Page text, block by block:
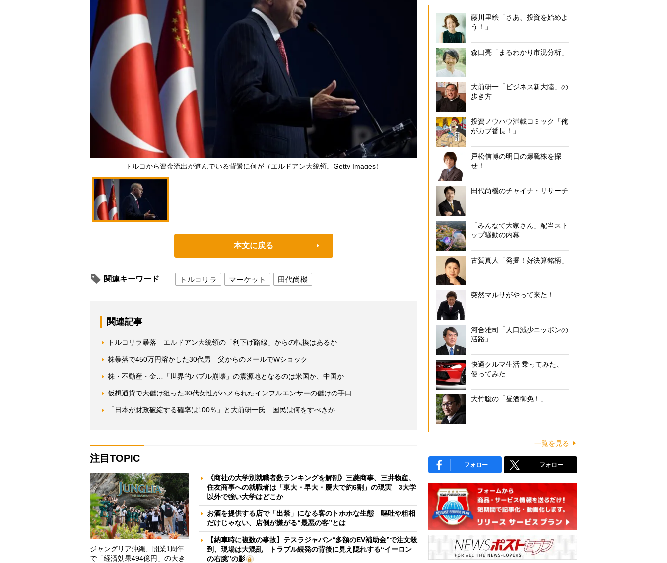
トルコから資金流出が進んでいる背景に何が（エルドアン大統領。Getty Images）
本文に戻る
関連キーワード トルコリラ マーケット 田代尚機
関連記事
トルコリラ暴落 エルドアン大統領の「利下げ路線」からの転換はあるか
株暴落で450万円溶かした30代男 父からのメールでWショック
株・不動産・金…「世界的バブル崩壊」の震源地となるのは米国か、中国か
仮想通貨で大儲け狙った30代女性がハメられたインフルエンサーの儲けの手口
「日本が財政破綻する確率は100％」と大前研一氏 国民は何をすべきか
注目TOPIC
ジャングリア沖縄、開業1周年
で「経済効果494億円」の大き
《商社の大学別就職者数ランキングを解剖》三菱商事、三井物産、
住友商事への就職者は「東大・早大・慶大で約6割」の現実 3大学
以外で強い大学はどこか
お酒を提供する店で「出禁」になる客のトホホな生態 嘔吐や粗相
だけじゃない、店側が嫌がる“最悪の客”とは
【納車時に複数の事故】テスラジャパン“多額のEV補助金”で注文殺
到、現場は大混乱 トラブル続発の背後に見え隠れする“イーロン
の右腕”の影
藤川里絵「さあ、投資を始めよ
う！」
森口亮「まるわかり市況分析」
大前研一「ビジネス新大陸」の
歩き方
投資ノウハウ満載コミック「俺
がカブ番長！」
戸松信博の明日の爆騰株を探
せ！
田代尚機のチャイナ・リサーチ
「みんなで大家さん」配当スト
ップ騒動の内幕
古賀真人「発掘！好決算銘柄」
突然マルサがやって来た！
河合雅司「人口減少ニッポンの
活路」
快適クルマ生活 乗ってみた、
使ってみた
大竹聡の「昼酒御免！」
一覧を見る
フォロー フォロー